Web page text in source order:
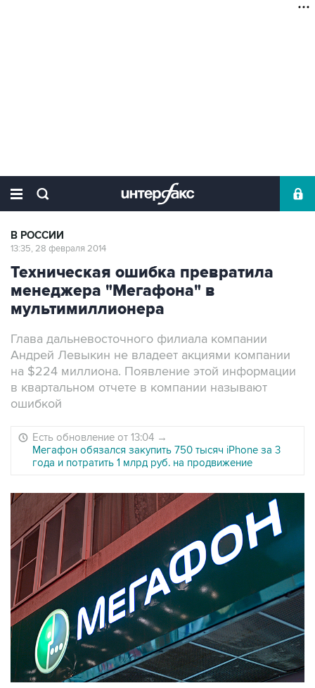
В РОССИИ
13:35, 28 февраля 2014
Техническая ошибка превратила
менеджера "Мегафона" в
мультимиллионера
Глава дальневосточного филиала компании
Андрей Левыкин не владеет акциями компании
на $224 миллиона. Появление этой информации
в квартальном отчете в компании называют
ошибкой
Есть обновление от 13:04 →
Мегафон обязался закупить 750 тысяч iPhone за 3
года и потратить 1 млрд руб. на продвижение